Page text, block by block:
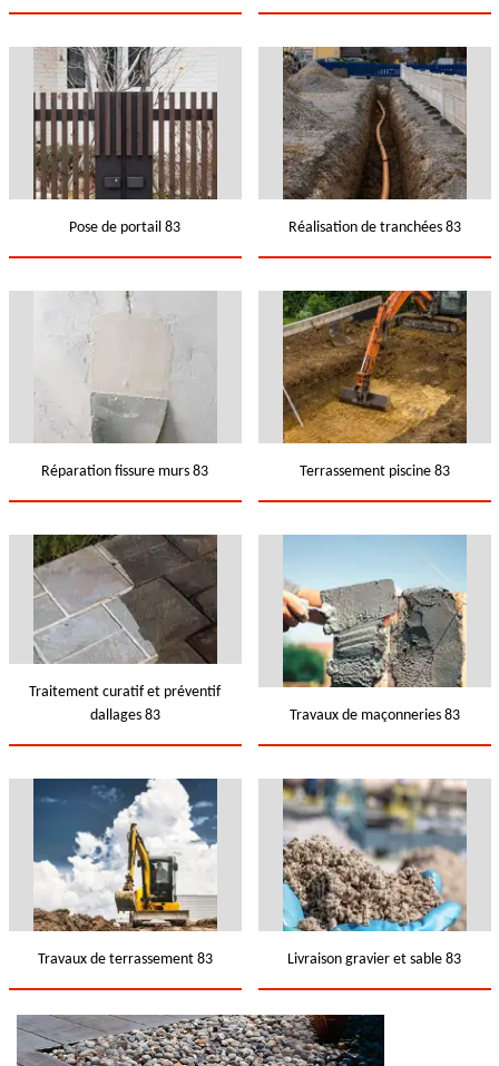
Pose de portail 83 Réalisation de tranchées 83
Réparation fissure murs 83 Terrassement piscine 83
Traitement curatif et préventif
dallages 83
Travaux de maçonneries 83
Travaux de terrassement 83 Livraison gravier et sable 83